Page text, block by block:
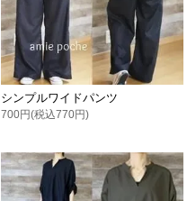
シンプルワイドパンツ
700円(税込770円)